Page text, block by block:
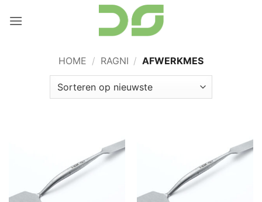
naar
HOME / RAGNI / AFWERKMES